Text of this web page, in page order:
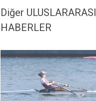
Diğer ULUSLARARASI
HABERLER